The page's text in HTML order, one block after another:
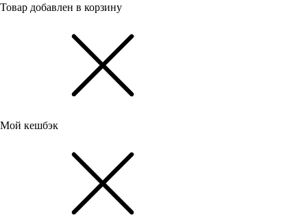
Товар добавлен в корзину
Мой кешбэк